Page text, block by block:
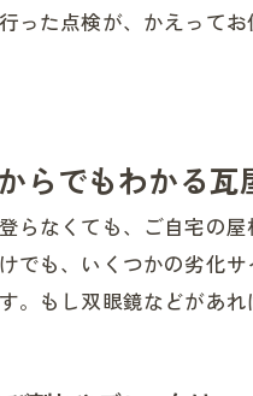
った点検が、かえって
らでもわかる瓦
らなくても、ご自宅の
でも、いくつかの劣化
。もし双眼鏡などがあ